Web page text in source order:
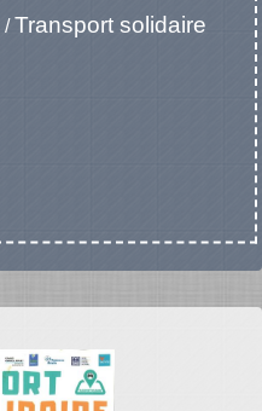
/Transport solidaire